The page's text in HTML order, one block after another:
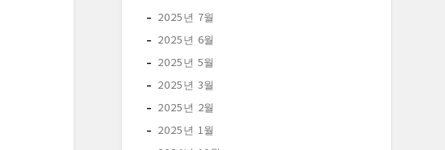
2025년 7월
2025년 6월
2025년 5월
2025년 3월
2025년 2월
2025년 1월